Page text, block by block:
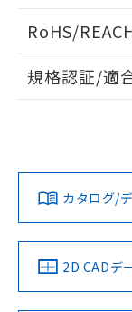
タイムチャート
A: 60mm以上、B:
検出物体の大きさ
ドすること
ダウンロードデー
みください。
ソフトウェアの使
RoHS/
EU RoHS 注
対応済み
中国 RoHS 注
規格認証/適
LR型式承認
（イギリス
船舶規格）
No
カタログ/
2D CADデ